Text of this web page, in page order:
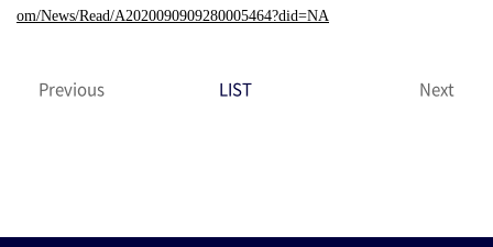
om/News/Read/A2020090909280005464?did=NA
Previous LIST Next